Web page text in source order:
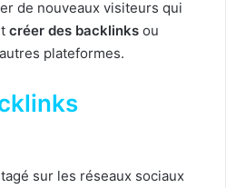
de nouveaux visiteurs qui
créer des backlinks ou
plateformes.
sur les réseaux sociaux